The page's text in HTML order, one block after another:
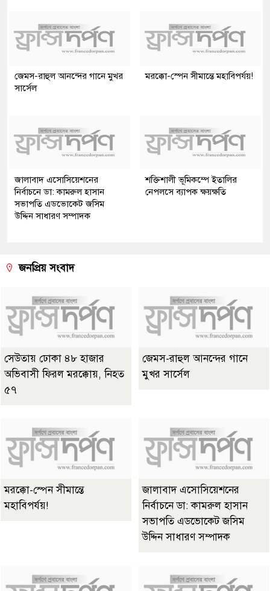
জেমস-রাহুল আনন্দের গানে মুখর
সার্সেল
মরক্কো-স্পেন সীমান্তে মহাবিপর্যয়!
জালাবাদ এসোসিয়েশনের
নির্বাচনে ডা: কামরুল হাসান
সভাপতি এডভোকেট জসিম
উদ্দিন সাধারণ সম্পাদক
শক্তিশালী ভূমিকম্পে ইতালির
নেপলসে ব্যাপক ক্ষয়ক্ষতি
জনপ্রিয় সংবাদ
সেউতায় ঢোকা ৪৮ হাজার
অভিবাসী ফিরল মরক্কোয়, নিহত
৫৭
জেমস-রাহুল আনন্দের গানে
মুখর সার্সেল
মরক্কো-স্পেন সীমান্তে
মহাবিপর্যয়!
জালাবাদ এসোসিয়েশনের
নির্বাচনে ডা: কামরুল হাসান
সভাপতি এডভোকেট জসিম
উদ্দিন সাধারণ সম্পাদক